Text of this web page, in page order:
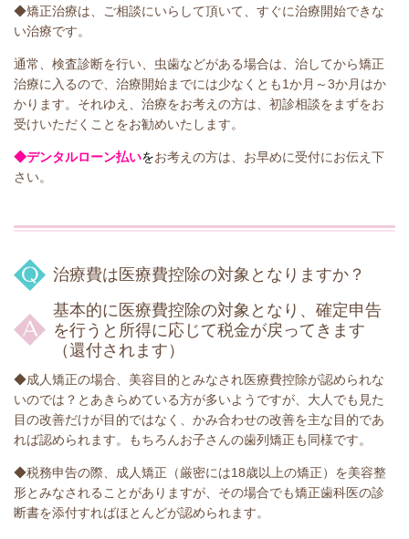
◆矯正治療は、ご相談にいらして頂いて、すぐに治療開始できな
い治療です。
通常、検査診断を行い、虫歯などがある場合は、治してから矯正
治療に入るので、治療開始までには少なくとも1か月～3か月はか
かります。それゆえ、治療をお考えの方は、初診相談をまずをお
受けいただくことをお勧めいたします。
◆デンタルローン払いをお考えの方は、お早めに受付にお伝え下
さい。
治療費は医療費控除の対象となりますか？
基本的に医療費控除の対象となり、確定申告
を行うと所得に応じて税金が戻ってきます
（還付されます）
◆成人矯正の場合、美容目的とみなされ医療費控除が認められな
いのでは？とあきらめている方が多いようですが、大人でも見た
目の改善だけが目的ではなく、かみ合わせの改善を主な目的であ
れば認められます。もちろんお子さんの歯列矯正も同様です。
◆税務申告の際、成人矯正（厳密には18歳以上の矯正）を美容整
形とみなされることがありますが、その場合でも矯正歯科医の診
断書を添付すればほとんどが認められます。